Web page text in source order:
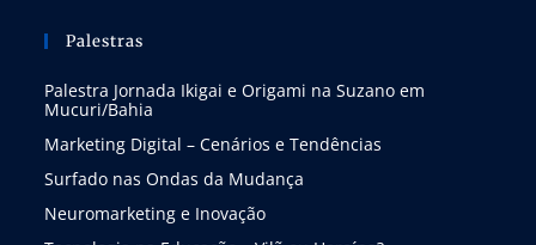
Palestras
Palestra Jornada Ikigai e Origami na Suzano em
Mucuri/Bahia
Marketing Digital – Cenários e Tendências
Surfado nas Ondas da Mudança
Neuromarketing e Inovação